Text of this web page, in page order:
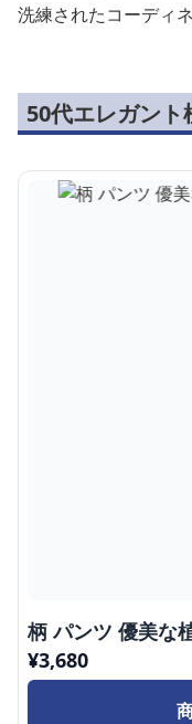
洗練されたコーディ
50代エレガン
柄 パンツ 優美な
¥3,680